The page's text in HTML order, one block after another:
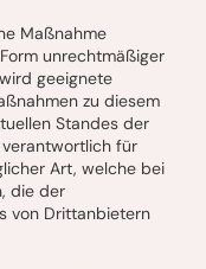
Maßnahme
unrechtmäßiger
geeignete
zu diesem
Standes der
für
Art, welche bei
die der
von Drittanbietern